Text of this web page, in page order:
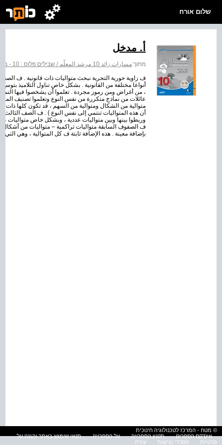
שלום אורח
أ. مدخل
מתוך:مسارات زائد 10 مرشد المعلّم / שבילים פלוס : 10 - מדריך למורה
ف زاوية حورية التحرية نبحث متواليات ذات قانونية . ف
أنواعا مختلفة من القانونية . بشكل خاص تناول التلاميذ
، من أغراض ومن رموز مجردة . تعلموا أن يشخصوا فيها
عائلات من نماذج متكررة من نفس النوع وتعلموا تصنيف
أن هذه المتواليات تنتمي إلى نفس النوع ) . ف الصف الثالث
وربطوا بينها وبين متواليات عددية ، وبشكل خاص متواليات
ف الصفوف السابقة متواليات تراكمية – متواليات من
بإضافة معينة . هذه الإضافة ثابتة ف كل المتوالية ، وهي
© מטח - המרכז לטכנולוגיה חינוכית
אינדקס הספרים
תקנון הספרייה על הספרייה
תנאי שימוש באתר והגנה על
פרטיות
הסדרי נגישות עזרה